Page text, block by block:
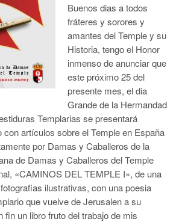
Buenos dias a todos
fráteres y sorores y
amantes del Temple y su
Historia, tengo el Honor
inmenso de anunciar que
este próximo 25 del
presente mes, el dia
Grande de la Hermandad
Templarias se presentará
con artículos sobre el Temple en España
por Damas y Caballeros de la
de Damas y Caballeros del Temple
«CAMINOS DEL TEMPLE I», de una
ilustrativas, con una poesia
que vuelve de Jerusalen a su
fin un libro fruto del trabajo de mis